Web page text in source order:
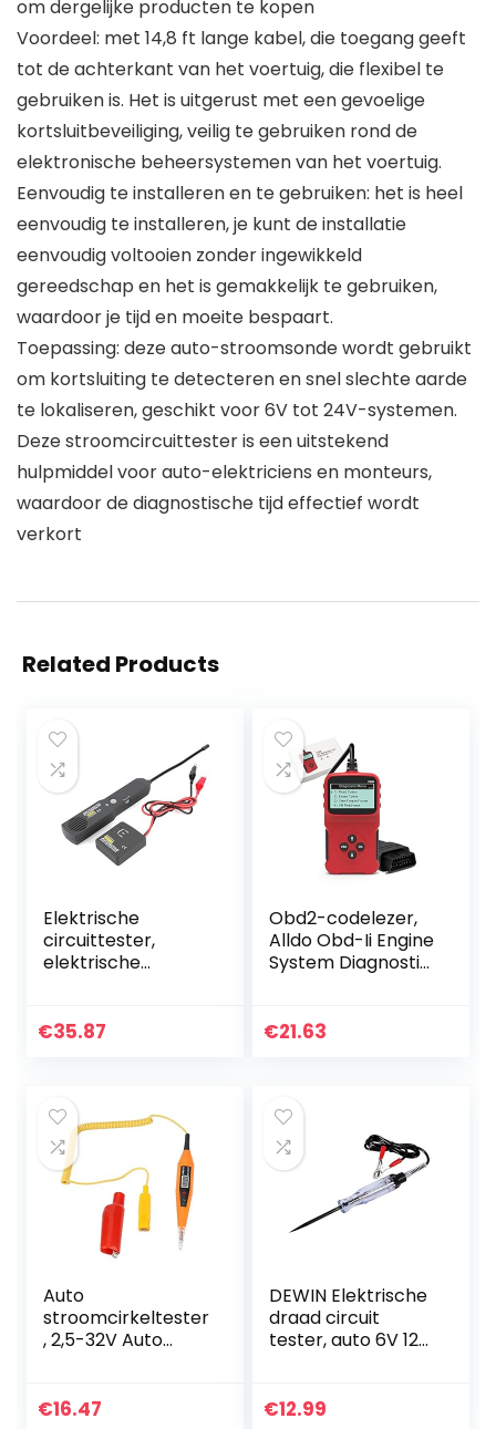
om dergelijke producten te kopen
Voordeel: met 14,8 ft lange kabel, die toegang geeft
tot de achterkant van het voertuig, die flexibel te
gebruiken is. Het is uitgerust met een gevoelige
kortsluitbeveiliging, veilig te gebruiken rond de
elektronische beheersystemen van het voertuig.
Eenvoudig te installeren en te gebruiken: het is heel
eenvoudig te installeren, je kunt de installatie
eenvoudig voltooien zonder ingewikkeld
gereedschap en het is gemakkelijk te gebruiken,
waardoor je tijd en moeite bespaart.
Toepassing: deze auto-stroomsonde wordt gebruikt
om kortsluiting te detecteren en snel slechte aarde
te lokaliseren, geschikt voor 6V tot 24V-systemen.
Deze stroomcircuittester is een uitstekend
hulpmiddel voor auto-elektriciens en monteurs,
waardoor de diagnostische tijd effectief wordt
verkort
Related Products
Elektrische
circuittester,
elektrische
kortsluitingzoeker
€35.87
Obd2-codelezer,
Alldo Obd-Ii Engine
System Diagnostic
Diagnostic
€21.63
Auto
stroomcirkeltester
, 2,5-32V Auto
potlood elektrisch
€16.47
DEWIN Elektrische
draad circuit
tester, auto 6V 12V
spanning circuit
€12.99